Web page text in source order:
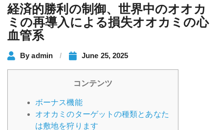
経済的勝利の制御、世界中のオオカ
ミの再導入による損失オオカミの心
血管系
Byadmin June 25, 2025
コンテンツ
ボーナス機能
オオカミのターゲットの種類とあなた
は敷地を狩ります